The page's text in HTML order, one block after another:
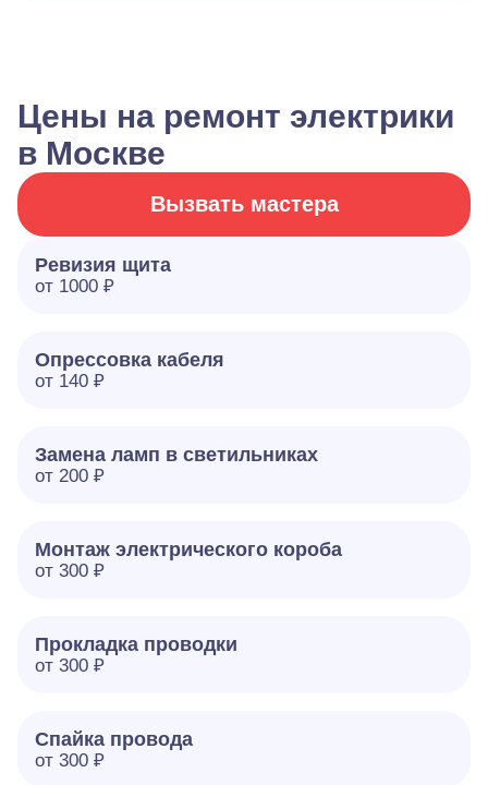
Цены на ремонт электрики
в Москве
Вызвать мастера
Ревизия щита
от 1000 ₽
Опрессовка кабеля
от 140 ₽
Замена ламп в светильниках
от 200 ₽
Монтаж электрического короба
от 300 ₽
Прокладка проводки
от 300 ₽
Спайка провода
от 300 ₽